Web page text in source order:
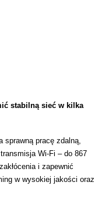
stabilną sieć w kilka
sprawną pracę zdalną,
Wi-Fi – do 867
i zapewnić
w wysokiej jakości oraz